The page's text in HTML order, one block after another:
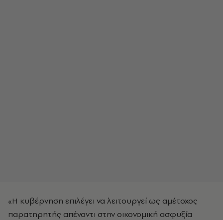
«Η κυβέρνηση επιλέγει να λειτουργεί ως αμέτοχος
παρατηρητής απέναντι στην οικονομική ασφυξία